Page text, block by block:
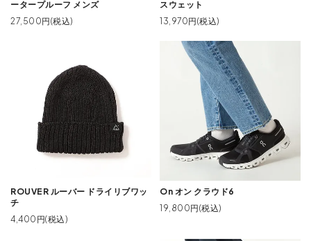
ータープルーフ メンズ
27,500円(税込)
スウェット
13,970円(税込)
ROUVER ルーバー ドライリブワッ
チ
4,400円(税込)
On オン クラウド6
19,800円(税込)